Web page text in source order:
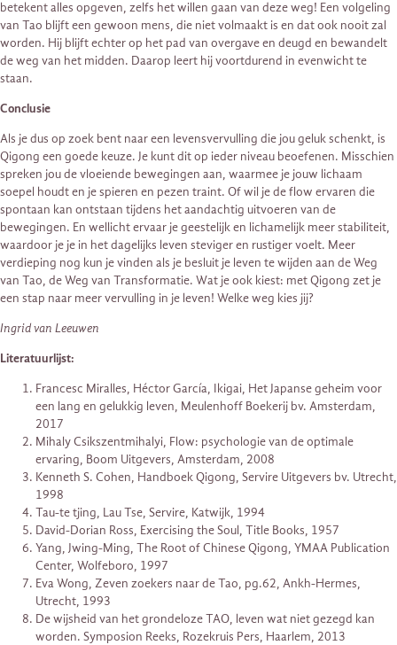
betekent alles opgeven, zelfs het willen gaan van deze weg! Een volgeling
van Tao blijft een gewoon mens, die niet volmaakt is en dat ook nooit zal
worden. Hij blijft echter op het pad van overgave en deugd en bewandelt
de weg van het midden. Daarop leert hij voortdurend in evenwicht te
staan.
Conclusie
Als je dus op zoek bent naar een levensvervulling die jou geluk schenkt, is
Qigong een goede keuze. Je kunt dit op ieder niveau beoefenen. Misschien
spreken jou de vloeiende bewegingen aan, waarmee je jouw lichaam
soepel houdt en je spieren en pezen traint. Of wil je de flow ervaren die
spontaan kan ontstaan tijdens het aandachtig uitvoeren van de
bewegingen. En wellicht ervaar je geestelijk en lichamelijk meer stabiliteit,
waardoor je je in het dagelijks leven steviger en rustiger voelt. Meer
verdieping nog kun je vinden als je besluit je leven te wijden aan de Weg
van Tao, de Weg van Transformatie. Wat je ook kiest: met Qigong zet je
een stap naar meer vervulling in je leven! Welke weg kies jij?
Ingrid van Leeuwen
Literatuurlijst:
Francesc Miralles, Héctor García, Ikigai, Het Japanse geheim voor
een lang en gelukkig leven, Meulenhoff Boekerij bv. Amsterdam,
2017
Mihaly Csikszentmihalyi, Flow: psychologie van de optimale
ervaring, Boom Uitgevers, Amsterdam, 2008
Kenneth S. Cohen, Handboek Qigong, Servire Uitgevers bv. Utrecht,
1998
Tau-te tjing, Lau Tse, Servire, Katwijk, 1994
David-Dorian Ross, Exercising the Soul, Title Books, 1957
Yang, Jwing-Ming, The Root of Chinese Qigong, YMAA Publication
Center, Wolfeboro, 1997
Eva Wong, Zeven zoekers naar de Tao, pg.62, Ankh-Hermes,
Utrecht, 1993
De wijsheid van het grondeloze TAO, leven wat niet gezegd kan
worden. Symposion Reeks, Rozekruis Pers, Haarlem, 2013